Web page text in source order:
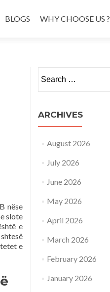
BLOGS WHY CHOOSE US ?
nëse
slote
e
e
for:
ARCHIVES
August 2026
July 2026
June 2026
May 2026
April 2026
March 2026
February 2026
January 2026